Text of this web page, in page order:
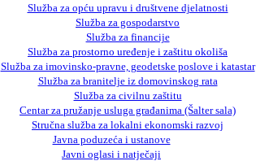
Služba za opću upravu i društvene djelatnosti
Služba za gospodarstvo
Služba za financije
Služba za prostorno uređenje i zaštitu okoliša
Služba za imovinsko-pravne, geodetske poslove i katastar
Služba za branitelje iz domovinskog rata
Služba za civilnu zaštitu
Centar za pružanje usluga građanima (Šalter sala)
Stručna služba za lokalni ekonomski razvoj
Javna poduzeća i ustanove
Javni oglasi i natječaji